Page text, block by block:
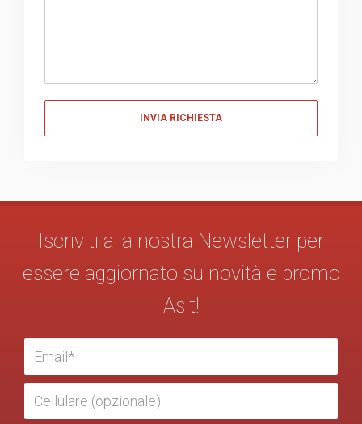
Iscriviti alla nostra Newsletter per
essere aggiornato su novità e promo
Asit!